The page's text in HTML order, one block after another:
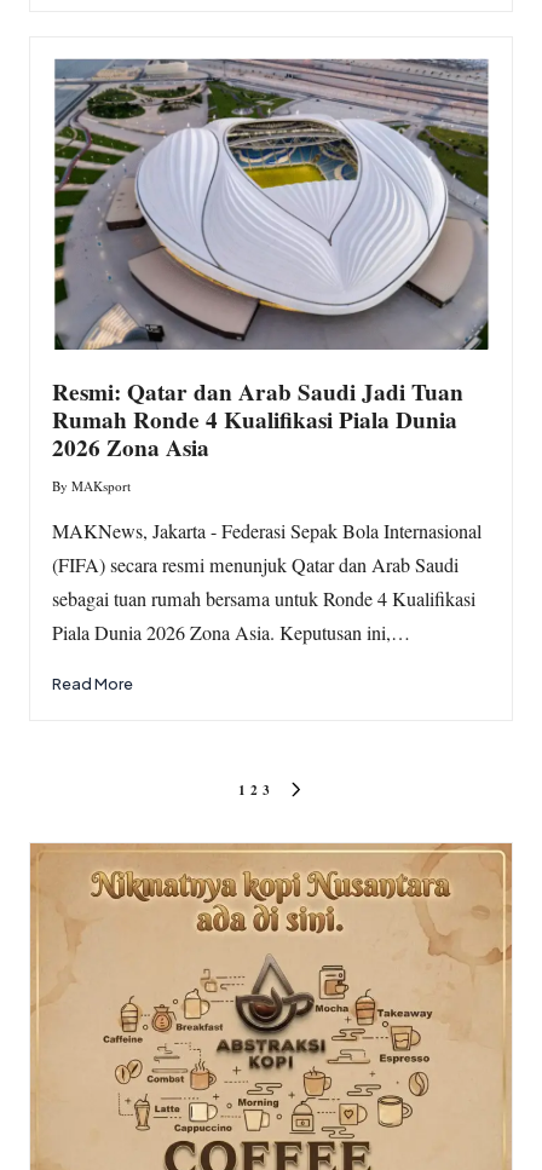
Resmi: Qatar dan Arab Saudi Jadi Tuan
Rumah Ronde 4 Kualifikasi Piala Dunia
2026 Zona Asia
Posted
By MAKsport
MAKNews, Jakarta - Federasi Sepak Bola Internasional
(FIFA) secara resmi menunjuk Qatar dan Arab Saudi
sebagai tuan rumah bersama untuk Ronde 4 Kualifikasi
Piala Dunia 2026 Zona Asia. Keputusan ini,…
Read More
pagination
1 2 3